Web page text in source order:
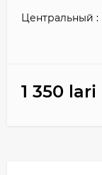
Центральный :
1 350 lari